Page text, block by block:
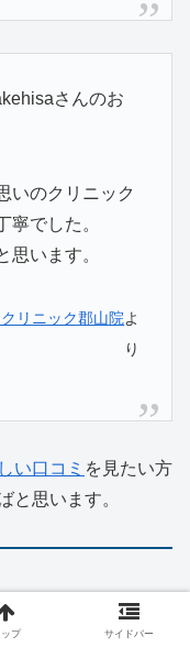
さんのお
いのクリニック
寧でした。
思います。
リニック郡山院よ
り
い口コミ を見たい方
と思います。
術を探すなら、東京
ップ サイドバー